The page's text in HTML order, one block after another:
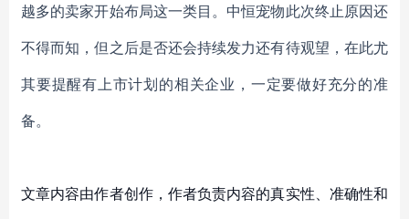
越多的卖家开始布局这一类目。中恒宠物此次终止原因还
不得而知，但之后是否还会持续发力还有待观望，在此尤
其要提醒有上市计划的相关企业，一定要做好充分的准
备。
文章内容由作者创作，作者负责内容的真实性、准确性和